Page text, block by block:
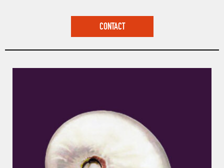
CONTACT